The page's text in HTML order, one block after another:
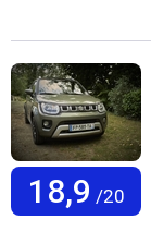
18,9 /20